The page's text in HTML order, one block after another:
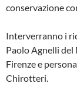
conservazione
Interverranno i
Paolo Agnelli del
Firenze e
Chirotteri.